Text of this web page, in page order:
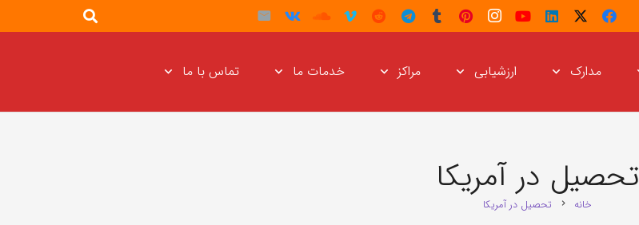
مدارک ارزشیابی مراکز خدمات ما تماس با ما
تحصیل در آمریکا
خانه chevron_right تحصیل در آمریکا